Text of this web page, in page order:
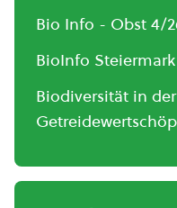
Bio Info - Obst 4/
BioInfo Steiermark
Biodiversität in der